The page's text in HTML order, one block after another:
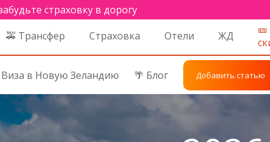
страховку в дорогу
🚕 Трансфер Страховка Отели ЖД
Виза в Новую Зеландию 🌴 Блог Добавить статью